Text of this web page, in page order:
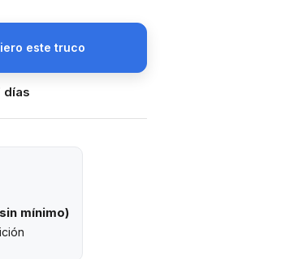
este truco
días
mínimo)